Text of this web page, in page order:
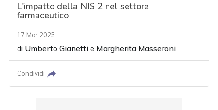
L'impatto della NIS 2 nel settore
farmaceutico
17 Mar 2025
di Umberto Gianetti e Margherita Masseroni
Condividi